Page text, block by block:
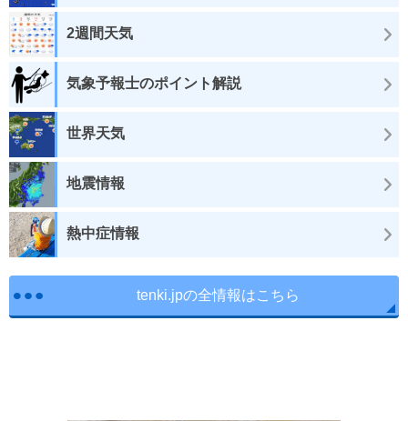
2週間天気
気象予報士のポイント解説
世界天気
地震情報
熱中症情報
tenki.jpの全情報はこちら